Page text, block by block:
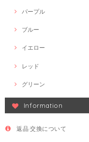
パープル
ブルー
イエロー
レッド
グリーン
Information
返品·交換について